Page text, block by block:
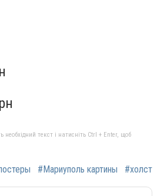
текст і натисніть Ctrl + Enter, щоб
#Мариуполь картины #холст